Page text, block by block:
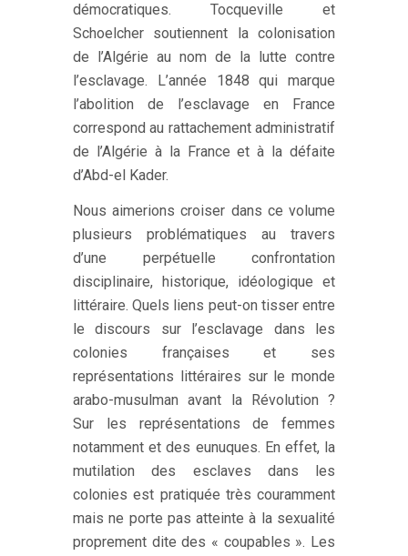
démocratiques. Tocqueville et
Schoelcher soutiennent la colonisation
de l’Algérie au nom de la lutte contre
l’esclavage. L’année 1848 qui marque
l’abolition de l’esclavage en France
correspond au rattachement administratif
de l’Algérie à la France et à la défaite
d’Abd-el Kader.
Nous aimerions croiser dans ce volume
plusieurs problématiques au travers
d’une perpétuelle confrontation
disciplinaire, historique, idéologique et
littéraire. Quels liens peut-on tisser entre
le discours sur l’esclavage dans les
colonies françaises et ses
représentations littéraires sur le monde
arabo-musulman avant la Révolution ?
Sur les représentations de femmes
notamment et des eunuques. En effet, la
mutilation des esclaves dans les
colonies est pratiquée très couramment
mais ne porte pas atteinte à la sexualité
proprement dite des « coupables ». Les